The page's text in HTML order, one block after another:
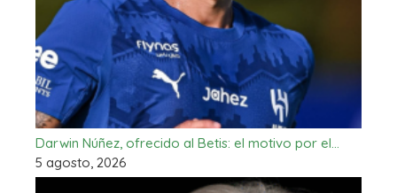
Darwin Núñez, ofrecido al Betis: el motivo por el…
5 agosto, 2026